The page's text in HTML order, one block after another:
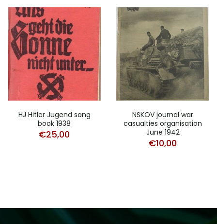
HJ Hitler Jugend song
book 1938
€25,00
NSKOV journal war
casualties organisation
June 1942
€10,00